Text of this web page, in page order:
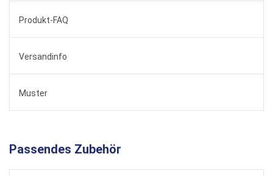
Produkt-FAQ
Versandinfo
Muster
Passendes Zubehör